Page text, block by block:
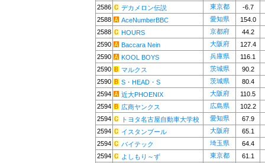
2586
デカメロン伝説 東京都
-6.7
2588
AceNumberBBC 愛知県
154.0
2588
HOURS 京都府
44.2
2590
Baccara Nein 大阪府
127.4
2590
KOOL BOYS 兵庫県
116.1
2590
マルクス 茨城県
90.2
2590
S・HEAD・S 茨城県
80.4
2594
近大PHOENIX 大阪府
110.5
2594
広商ヤンクス 広島県
102.2
2594
トヨタ名古屋自動車大学校 愛知県
67.9
2594
イスタンブール 大阪府
65.1
2594
バイテック 埼玉県
64.4
2594
よしもり～ず 東京都 61.1